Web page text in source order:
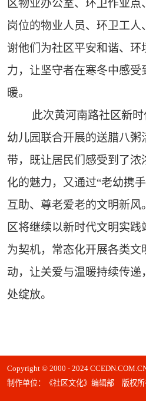
区物业办公室、环卫作业
岗位的物业人员、环卫工
谢他们为社区平安和谐、环
力，让坚守者在寒冬中感受
暖。
此次黄河南路社区新
幼儿园联合开展的送腊八粥
带，既让居民们感受到了浓
化的魅力，又通过“老幼携
互助、尊老爱老的文明新风
区将继续以新时代文明实践
为契机，常态化开展各类文
动，让关爱与温暖持续传递
处绽放。
Copyright © 2000 - 2024
制作单位：《社区文化》编辑部 版权所